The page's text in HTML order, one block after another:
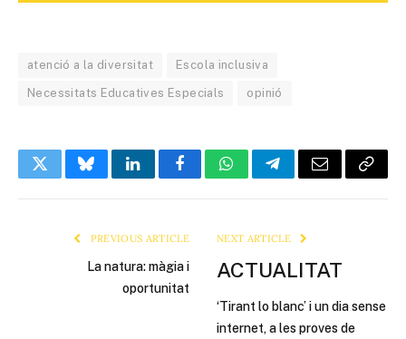
atenció a la diversitat Escola inclusiva
Necessitats Educatives Especials opinió
TwitterBlueskyLinkedInFacebookWhatsAppTelegramEmail Copy
PREVIOUS ARTICLE
La natura: màgia i
oportunitat
NEXT ARTICLE
ACTUALITAT
‘Tirant lo blanc’ i un dia sense
internet, a les proves de